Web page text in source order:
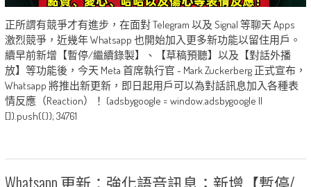
正所謂有競爭才有進步，在面對 Telegram 以及 Signal 等聊天 Apps
激烈競爭，近幾年 Whatsapp 也開始加入更多新功能以留住用戶。
續早前新增【暫停/繼續錄製】、【草稿預聽】以及【對話外播
放】等功能後，今天 Meta 首席執行官 - Mark Zuckerberg 正式宣布，
Whatsapp 將推出新更新，即日起用戶可以為對話訊息加入各種表
情反應（Reaction）！ (adsbygoogle = window.adsbygoogle ||
[]).push({}); 34761
Whatsapp 更新：強化語音訊息；新增【暫停/